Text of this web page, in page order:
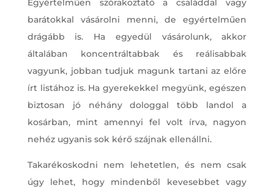
Egyértelműen szórakoztató a családdal vagy
barátokkal vásárolni menni, de egyértelműen
drágább is. Ha egyedül vásárolunk, akkor
általában koncentráltabbak és reálisabbak
vagyunk, jobban tudjuk magunk tartani az előre
írt listához is. Ha gyerekekkel megyünk, egészen
biztosan jó néhány dologgal több landol a
kosárban, mint amennyi fel volt írva, nagyon
nehéz ugyanis sok kérő szájnak ellenállni.
Takarékoskodni nem lehetetlen, és nem csak
úgy lehet, hogy mindenből kevesebbet vagy